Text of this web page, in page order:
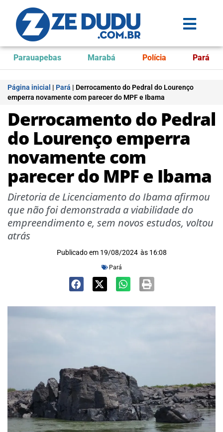
Parauapebas Marabá Polícia Pará
Página inicial | Pará | Derrocamento do Pedral do Lourenço
emperra novamente com parecer do MPF e Ibama
Derrocamento do Pedral
do Lourenço emperra
novamente com
parecer do MPF e Ibama
Diretoria de Licenciamento do Ibama afirmou
que não foi demonstrada a viabilidade do
empreendimento e, sem novos estudos, voltou
atrás
Publicado em 19/08/2024 às 16:08
Pará